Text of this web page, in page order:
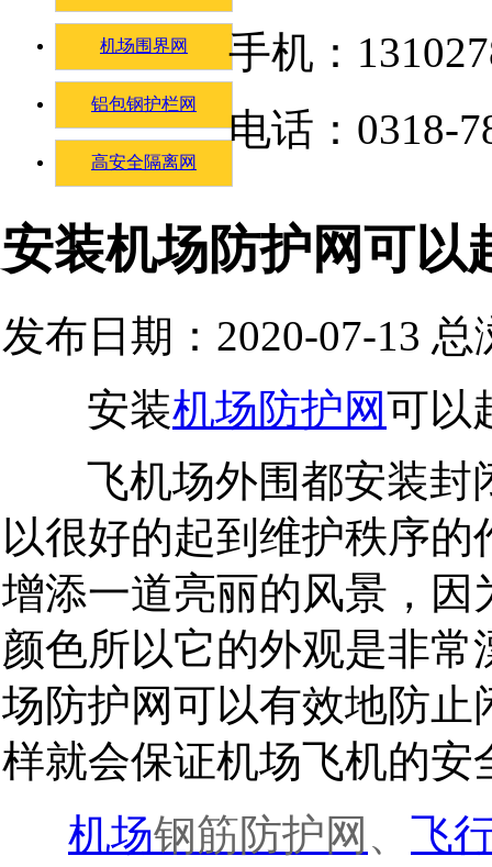
机场围界网
铝包钢护栏网
高安全隔离网
安装机场防护网可以
发布日期：2020-07-13 总
安装机场防护网可以
飞机场外围都安装封
以很好的起到维护秩序
增添一道亮丽的风景，因
颜色所以它的外观是非
场防护网可以有效地防
样就会保证机场飞机的
机场钢筋防护网 、 飞
手机：
电话：0318-